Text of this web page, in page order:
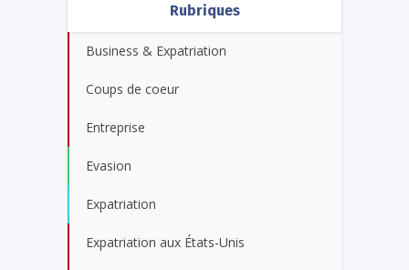
Rubriques
Business & Expatriation
Coups de coeur
Entreprise
Evasion
Expatriation
Expatriation aux États-Unis